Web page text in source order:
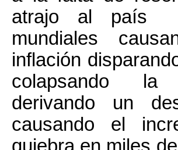
atrajo al país
mundiales
inflación
colapsando la
derivando un
causando el